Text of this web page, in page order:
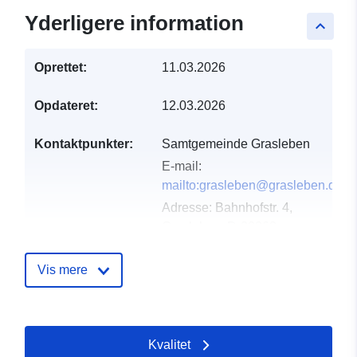
keyboard_arrow_up
Yderligere information
Oprettet: 11.03.2026
Opdateret: 12.03.2026
Kontaktpunkter:
Samtgemeinde Grasleben
E-mail:
mailto:grasleben@grasleben.de
Adresse: Bahnhofstr. 4,
Tilføjet til data.europa.eu:
Vis mere
Kvalitet